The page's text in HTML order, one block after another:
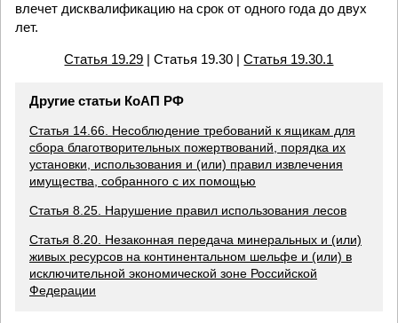
влечет дисквалификацию на срок от одного года до двух
лет.
Статья 19.29 | Статья 19.30 |Статья 19.30.1
Другие статьи КоАП РФ
Статья 14.66. Несоблюдение требований к ящикам для
сбора благотворительных пожертвований, порядка их
установки, использования и (или) правил извлечения
имущества, собранного с их помощью
Статья 8.25. Нарушение правил использования лесов
Статья 8.20. Незаконная передача минеральных и (или)
живых ресурсов на континентальном шельфе и (или) в
исключительной экономической зоне Российской
Федерации